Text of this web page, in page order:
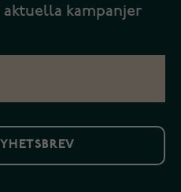
kampanjer